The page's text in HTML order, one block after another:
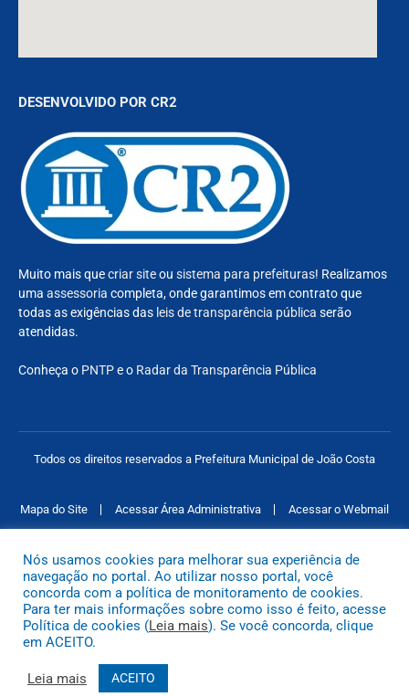
DESENVOLVIDO POR CR2
Muito mais quecriar siteou sistema para prefeituras! Realizamos
uma assessoria completa, onde garantimos em contrato que
todas as exigências das leis de transparência pública serão
atendidas.
Conheça o PNTPe o Radar da Transparência Pública
Todos os direitos reservados a Prefeitura Municipal de João Costa
Mapa do Site Acessar Área Administrativa Acessar o Webmail
Nós usamos cookies para melhorar sua experiência de
navegação no portal. Ao utilizar nosso portal, você
concorda com a política de monitoramento de cookies.
Para ter mais informações sobre como isso é feito, acesse
Política de cookies (Leia mais). Se você concorda, clique
em ACEITO.
Leia mais ACEITO